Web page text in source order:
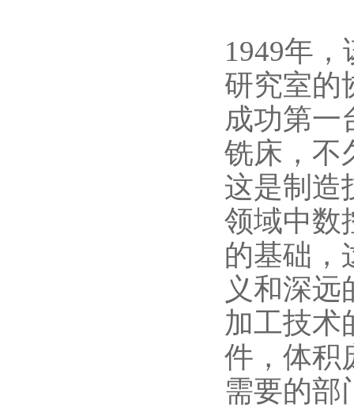
1949年
研究室的
成功第一
铣床，不
这是制造
领域中数
的基础，
义和深
加工技术
件，体积
需要的部